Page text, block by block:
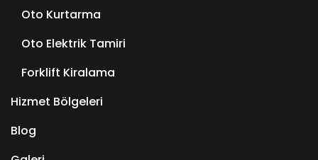
Oto Kurtarma
Oto Elektrik Tamiri
Forklift Kiralama
Hizmet Bölgeleri
Blog